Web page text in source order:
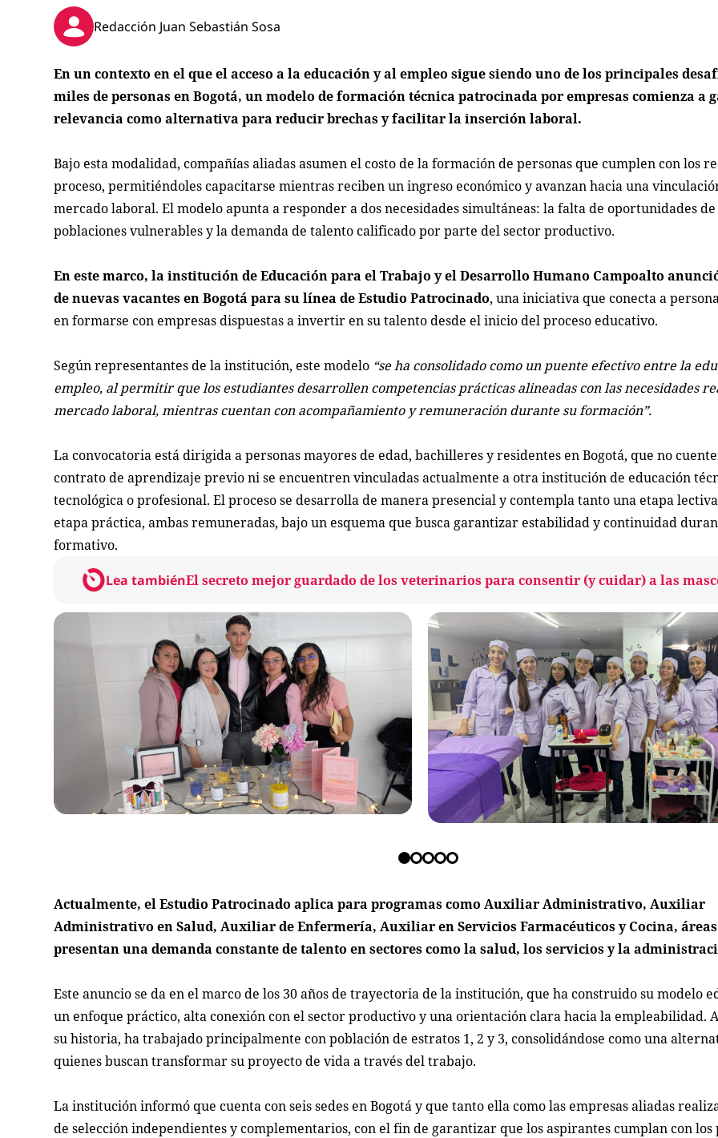
Redacción Juan Sebastián Sosa
En un contexto en el que el acceso a la educación y al empleo sigue siendo uno de los principales
miles de personas en Bogotá, un modelo de formación técnica patrocinada por empresas comienza a
relevancia como alternativa para reducir brechas y facilitar la inserción laboral.
Bajo esta modalidad, compañías aliadas asumen el costo de la formación de personas que cumplen con los
proceso, permitiéndoles capacitarse mientras reciben un ingreso económico y avanzan hacia una
mercado laboral. El modelo apunta a responder a dos necesidades simultáneas: la falta de oportunidades
poblaciones vulnerables y la demanda de talento calificado por parte del sector productivo.
En este marco, la institución de Educación para el Trabajo y el Desarrollo Humano Campoalto
de nuevas vacantes en Bogotá para su línea de Estudio Patrocinado, una iniciativa que conecta a
en formarse con empresas dispuestas a invertir en su talento desde el inicio del proceso educativo.
Según representantes de la institución, este modelo “se ha consolidado como un puente efectivo entre la
empleo, al permitir que los estudiantes desarrollen competencias prácticas alineadas con las necesidades
mercado laboral, mientras cuentan con acompañamiento y remuneración durante su formación”.
La convocatoria está dirigida a personas mayores de edad, bachilleres y residentes en Bogotá, que no
contrato de aprendizaje previo ni se encuentren vinculadas actualmente a otra institución de educación
tecnológica o profesional. El proceso se desarrolla de manera presencial y contempla tanto una etapa
etapa práctica, ambas remuneradas, bajo un esquema que busca garantizar estabilidad y continuidad
formativo.
Lea tambiénEl secreto mejor guardado de los veterinarios para consentir (y cuidar) a las
Actualmente, el Estudio Patrocinado aplica para programas como Auxiliar Administrativo, Auxiliar
Administrativo en Salud, Auxiliar de Enfermería, Auxiliar en Servicios Farmacéuticos y Cocina,
presentan una demanda constante de talento en sectores como la salud, los servicios y la
Este anuncio se da en el marco de los 30 años de trayectoria de la institución, que ha construido su modelo
un enfoque práctico, alta conexión con el sector productivo y una orientación clara hacia la empleabilidad.
su historia, ha trabajado principalmente con población de estratos 1, 2 y 3, consolidándose como una
quienes buscan transformar su proyecto de vida a través del trabajo.
La institución informó que cuenta con seis sedes en Bogotá y que tanto ella como las empresas aliadas
de selección independientes y complementarios, con el fin de garantizar que los aspirantes cumplan con